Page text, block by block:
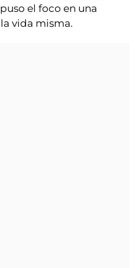
el foco en una
vida misma.